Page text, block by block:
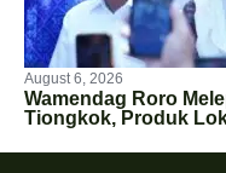
August 6, 2026
Wamendag Roro
Tiongkok, Produk